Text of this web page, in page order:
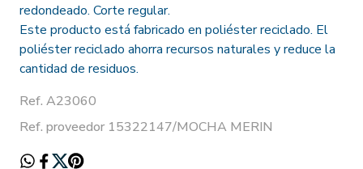
redondeado. Corte regular.
Este producto está fabricado en poliéster reciclado. El
poliéster reciclado ahorra recursos naturales y reduce la
cantidad de residuos.
Ref. A23060
Ref. proveedor 15322147/MOCHA MERIN